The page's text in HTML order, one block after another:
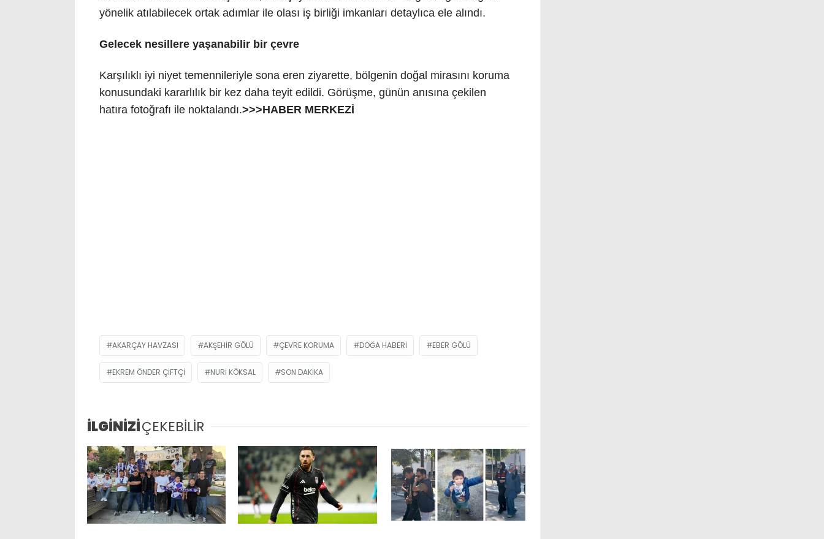
yönelik atılabilecek ortak adımlar ile olası iş birliği imkanları detaylıca ele alındı.
Gelecek nesillere yaşanabilir bir çevre
Karşılıklı iyi niyet temennileriyle sona eren ziyarette, bölgenin doğal mirasını koruma
konusundaki kararlılık bir kez daha teyit edildi. Görüşme, günün anısına çekilen
hatıra fotoğrafı ile noktalandı.>>>HABER MERKEZİ
AKARÇAY HAVZASI AKŞEHIR GÖLÜ ÇEVRE KORUMA DOĞA HABERI EBER GÖLÜ
EKREM ÖNDER ÇIFTÇI NURI KÖKSAL SON DAKIKA
İLGİNİZİÇEKEBİLİR